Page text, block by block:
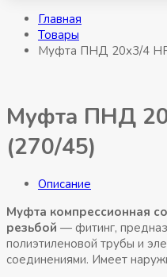
Главная
Товары
Муфта ПНД 20х3/4 НР
Муфта ПНД
(270/45)
Описание
Муфта компрессионная
резьбой — фитинг,
полиэтиленовой трубы и
соединениями. Имеет